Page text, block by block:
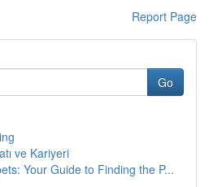
Report Page
Go
ve Kariyeri
Your Guide to Finding the P...